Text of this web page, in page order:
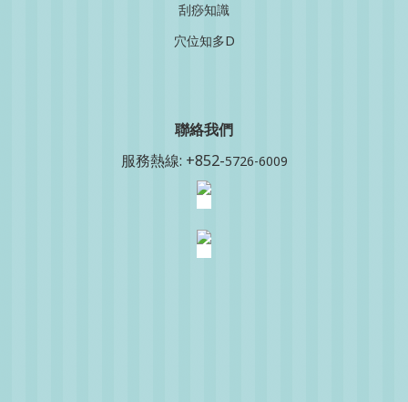
刮痧知識
穴位知多D
聯絡我們
服務熱線: +852-5726-6009